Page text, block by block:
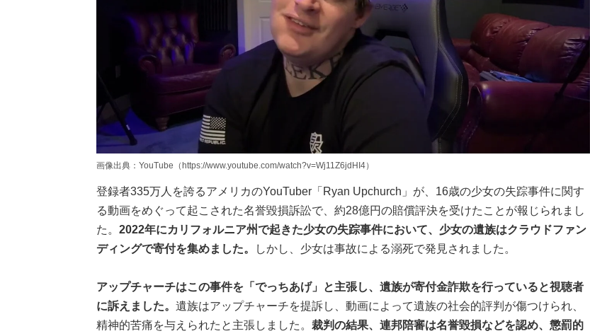
画像出典：YouTube（https://www.youtube.com/watch?v=Wj11Z6jdHI4）
登録者335万人を誇るアメリカのYouTuber「Ryan Upchurch」が、16歳の少女の失踪事件に関す
る動画をめぐって起こされた名誉毀損訴訟で、約28億円の賠償評決を受けたことが報じられまし
た。 2022年にカリフォルニア州で起きた少女の失踪事件において、少女の遺族はクラウドファン
ディングで寄付を集めました。
しかし、少女は事故による溺死で発見されました。
アップチャーチはこの事件を「でっちあげ」と主張し、遺族が寄付金詐欺を行っていると視聴者
に訴えました。 遺族はアップチャーチを提訴し、動画によって遺族の社会的評判が傷つけられ、
精神的苦痛を与えられたと主張しました。 裁判の結果、連邦陪審は名誉毀損などを認め、懲罰的